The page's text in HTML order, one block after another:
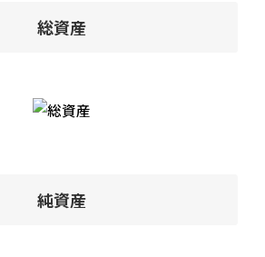
総資産
純資産